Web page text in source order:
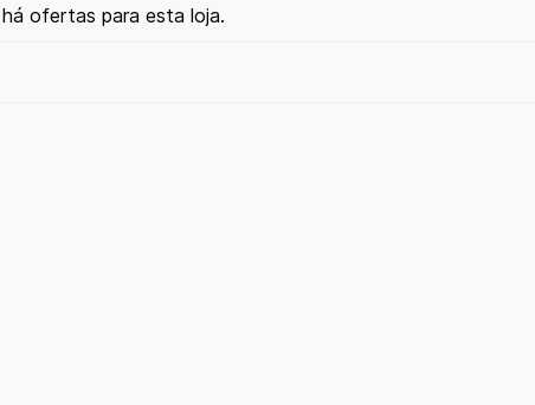
ofertas para esta loja.